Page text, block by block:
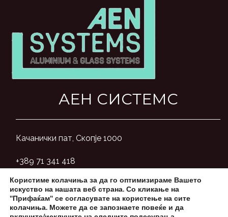
АЕН СИСТЕМС
Качанички пат, Скопје 1000
+389 71 341 418
aensystemsmk@gmail.com
Користиме колачиња за да го оптимизираме Вашето
искуство на нашата веб страна. Со кликање на
"Прифаќам" се согласувате на користење на сите
колачиња. Можете да се запознаете повеќе и да